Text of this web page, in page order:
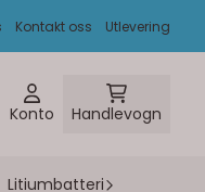
Kontakt oss Utlevering
Konto Handlevogn
Litiumbatteri